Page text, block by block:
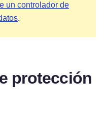
un controlador de
.
protección